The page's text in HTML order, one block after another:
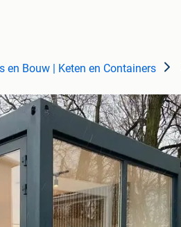
en Bouw | Keten en Containers